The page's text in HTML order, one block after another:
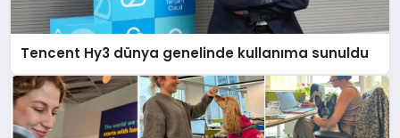
Tencent Hy3 dünya genelinde kullanıma sunuldu